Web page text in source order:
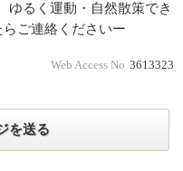
ゆるく運動・自然散策でき
ご連絡くださいー
Web Access No. 3613323
を送る